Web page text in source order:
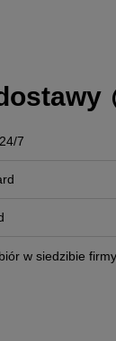
7
w siedzibie